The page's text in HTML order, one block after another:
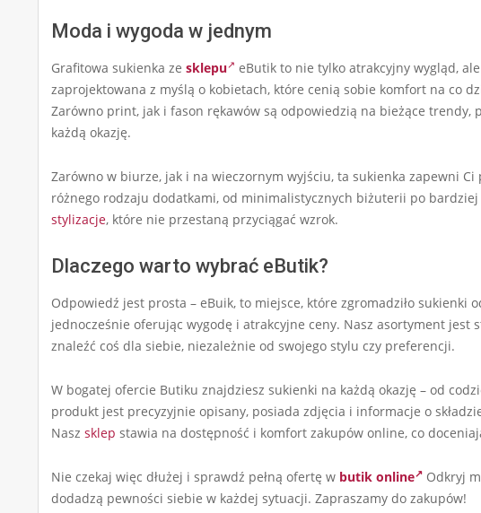
Moda i wygoda w jednym
Grafitowa sukienka ze sklepu
eButik to nie tylko atrakcyjny wygląd,
zaprojektowana z myślą o kobietach, które cenią sobie komfort na co
Zarówno print, jak i fason rękawów są odpowiedzią na bieżące trendy,
każdą okazję.
Zarówno w biurze, jak i na wieczornym wyjściu, ta sukienka zapewni Ci
różnego rodzaju dodatkami, od minimalistycznych biżuterii po
stylizacje, które nie przestaną przyciągać wzrok.
Dlaczego warto wybrać eButik?
Odpowiedź jest prosta – eBuik, to miejsce, które zgromadziło sukienki
jednocześnie oferując wygodę i atrakcyjne ceny. Nasz asortyment jest
znaleźć coś dla siebie, niezależnie od swojego stylu czy preferencji.
W bogatej ofercie Butiku znajdziesz sukienki na każdą okazję – od
produkt jest precyzyjnie opisany, posiada zdjęcia i informacje o
Nasz sklep stawia na dostępność i komfort zakupów online, co
Nie czekaj więc dłużej i sprawdź pełną ofertę w butik online
Odkryj
dodadzą pewności siebie w każdej sytuacji. Zapraszamy do zakupów!